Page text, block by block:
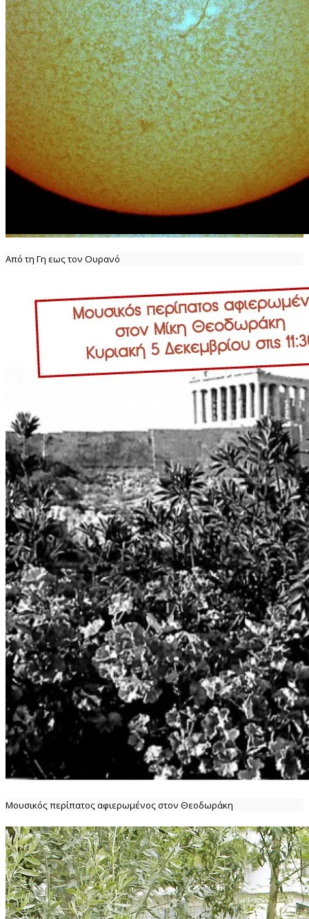
Από τη Γη εως τον Ουρανό
Μουσικός περίπατος αφιερωμένος στον Θεοδωράκη